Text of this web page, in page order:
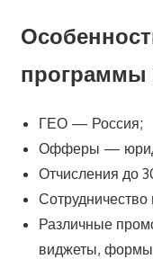
программы
ГЕО — Россия;
Офферы —
Отчисления до
Сотрудничество
Различные
виджеты, формы